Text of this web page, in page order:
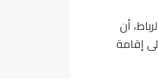
بالخارج، ناصر بوريطة، الجمعة 6 اكتوبر بالرباط، أن
إقامة